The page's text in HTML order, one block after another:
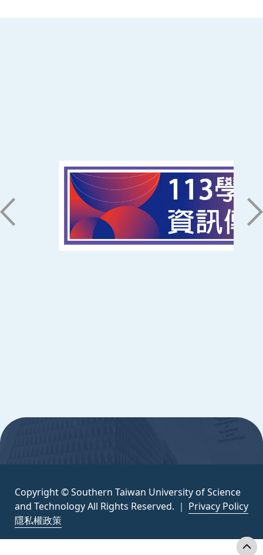
71005 台南市永康區南台街一號
06-2533131 ext. 7101
ic@stust.edu.tw
辦公時間
Copyright © Southern Taiwan University of Science
and Technology All Rights Reserved. ｜ Privacy Policy
隱私權政策